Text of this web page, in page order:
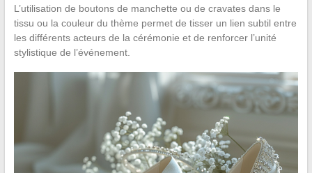
L’utilisation de boutons de manchette ou de cravates dans le
tissu ou la couleur du thème permet de tisser un lien subtil entre
les différents acteurs de la cérémonie et de renforcer l’unité
stylistique de l’événement.